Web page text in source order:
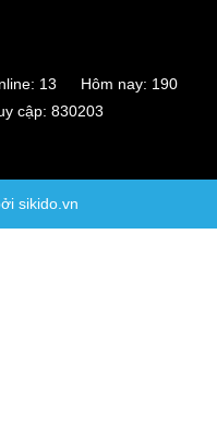
13 Hôm nay: 190
cập: 830203
sikido.vn